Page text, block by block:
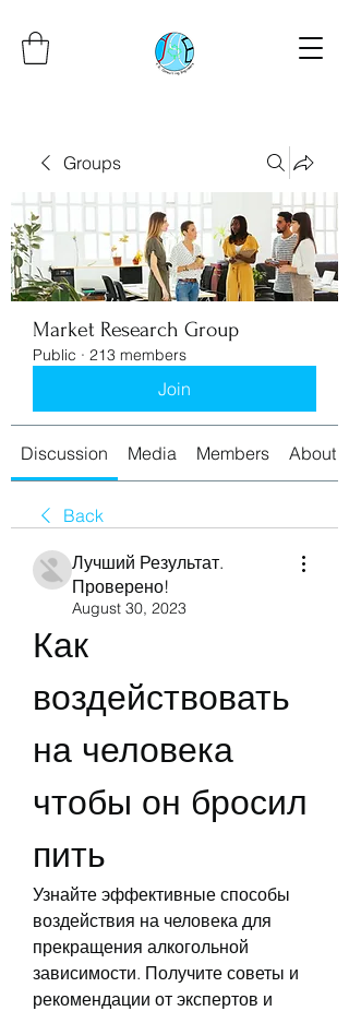
Groups
Market Research Group
Public · 213 members
Join
Discussion Media Members About
Back
Лучший Результат.
Проверено!
August 30, 2023
Как
воздействовать
на человека
чтобы он бросил
пить
Узнайте эффективные способы
воздействия на человека для
прекращения алкогольной
зависимости. Получите советы и
рекомендации от экспертов и